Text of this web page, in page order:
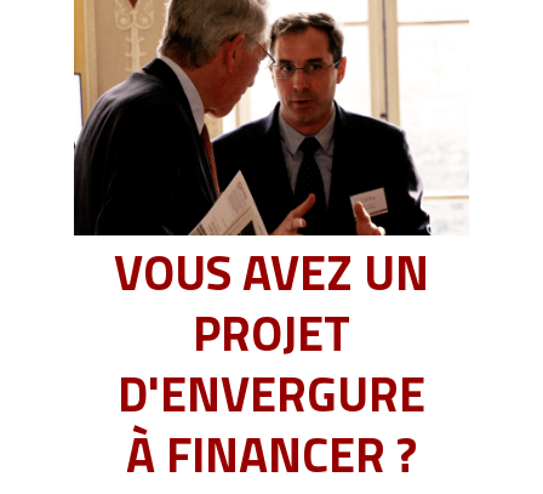
VOUS AVEZ UN
PROJET
D'ENVERGURE
À FINANCER ?